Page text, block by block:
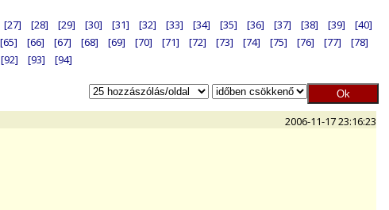
[27] [28] [29] [30] [31] [32] [33] [34] [35] [36] [37] [38] [39]
[40]
[65] [66] [67] [68] [69] [70] [71] [72] [73] [74] [75] [76] [77]
[78]
[92] [93] [94]
2006-11-17 23:16:23